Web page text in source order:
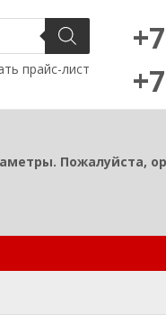
прайс-лист
Пожалуйста,